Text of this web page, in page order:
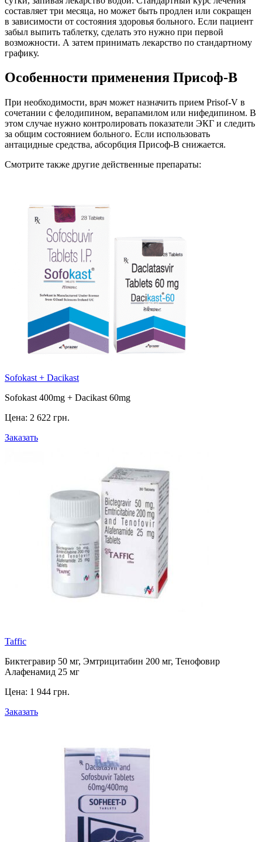
составляет три месяца, но может быть продлен или сокращен
в зависимости от состояния здоровья больного. Если пациент
забыл выпить таблетку, сделать это нужно при первой
возможности. А затем принимать лекарство по стандартному
графику.
Особенности применения Присоф-В
При необходимости, врач может назначить прием Prisof-V в
сочетании с фелодипином, верапамилом или нифедипином. В
этом случае нужно контролировать показатели ЭКГ и следить
за общим состоянием больного. Если использовать
антацидные средства, абсорбция Присоф-В снижается.
Смотрите также другие действенные препараты:
Sofokast + Dacikast
Sofokast 400mg + Dacikast 60mg
Цена: 2 622 грн.
Заказать
Taffic
Биктегравир 50 мг, Эмтрицитабин 200 мг, Тенофовир
Алафенамид 25 мг
Цена: 1 944 грн.
Заказать